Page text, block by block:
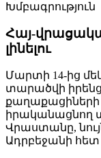
Խմբագրություն
Հայ-
լինելու
Մարտի 14-ից
տարածվի
իրականացնող
Վրաստանը,
Ադրբեջանի